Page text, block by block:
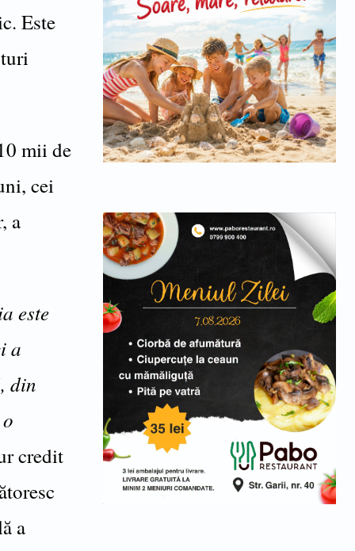
Este
mii de
cei
a
este
a
din
credit
a